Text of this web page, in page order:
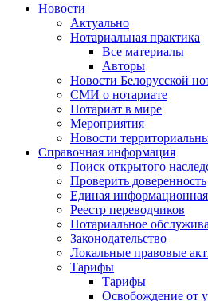
Новости
Актуально
Нотариальная практика
Все материалы
Авторы
Новости Белорусской
СМИ о нотариате
Нотариат в мире
Мероприятия
Новости
Справочная информация
Поиск открытого
Проверить доверенность
Единая
Реестр переводчиков
Нотариальное
Законодательство
Локальные правовые
Тарифы
Тарифы
Освобождение от